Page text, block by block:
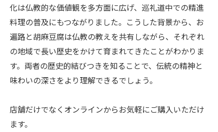
化は仏教的な価値観を多方面に広げ、巡礼道中での精進
料理の普及にもつながりました。こうした背景から、お
遍路と胡麻豆腐は仏教の教えを共有しながら、それぞれ
の地域で長い歴史をかけて育まれてきたことがわかりま
す。両者の歴史的結びつきを知ることで、伝統の精神と
味わいの深さをより理解できるでしょう。
店舗だけでなくオンラインからお気軽にご購入いただけ
ます。